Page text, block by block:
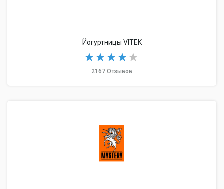
Йогуртницы VITEK
2167 Отзывов